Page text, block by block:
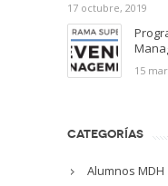
17 octubre, 2019
15
CATEGORÍAS
Alumnos MDH